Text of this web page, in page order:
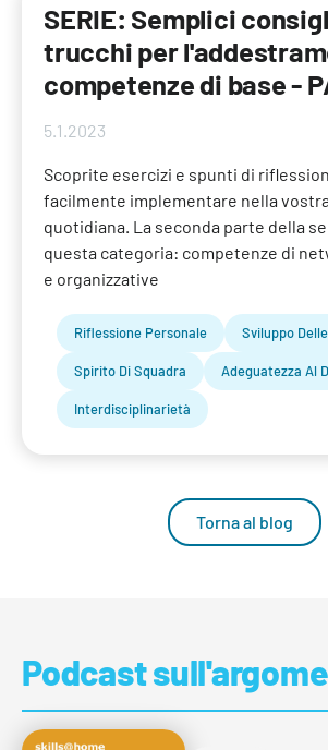
SERIE: Semplici
trucchi per
competenze di base -
5.1.2023
Scoprite esercizi e spunti di
facilmente implementare nella
quotidiana. La seconda parte della
questa categoria: competenze di
e organizzative
Riflessione Personale Sviluppo
Spirito Di Squadra Adeguatezza Al
Interdisciplinarietà
Torna al blog
Podcast